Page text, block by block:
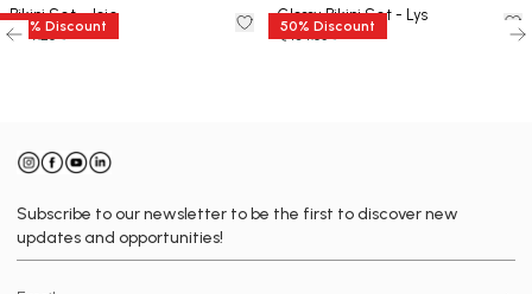
50 % Discount
Bikini Set - Joie
€ 59.25€ 118.50 50% Discount
Glossy Bikini Set - Lys
€ 104.83€ 209.67
Subscribe to our newsletter to be the first to discover new
updates and opportunities!